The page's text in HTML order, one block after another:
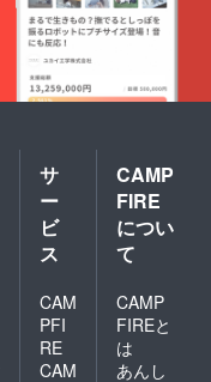
サ
ー
ビ
ス
CAM
PFI
RE
CAM
CAMP
FIRE
につい
て
CAMP
FIREと
は
あんし